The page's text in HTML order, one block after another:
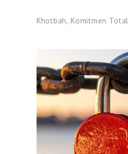
Khotbah, Komitmen Total